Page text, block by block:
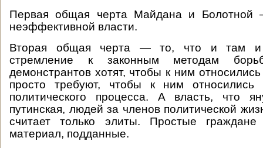
Первая общая черта Майдана и Болотной
неэффективной власти.
Вторая общая черта — то, что и там и
стремление к законным методам
демонстрантов хотят, чтобы к ним
просто требуют, чтобы к ним относились
политического процесса. А власть, что
путинская, людей за членов политической
считает только элиты. Простые
материал, подданные.